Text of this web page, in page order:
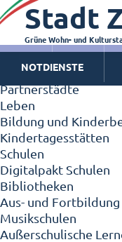
Zeitz - Die Kleinstadt
Willkommen in Zeitz!
Interview mit
Zeitz - Stadt der
Ortschaften
Partnerstädte
Leben
Bildung und
Kindertagesstätten
Schulen
Digitalpakt Schulen
Bibliotheken
Aus- und Fortbildung
Musikschulen
Außerschulische
Stadt
Grüne Wohn- und
NOTDIENSTE